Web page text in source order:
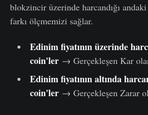
blokzincir üzerinde harcandığı
farkı ölçmemizi sağlar.
Edinim fiyatının üzerinde
coin'ler→ Gerçekleşen Kar
Edinim fiyatının altında
coin'ler→ Gerçekleşen Zarar